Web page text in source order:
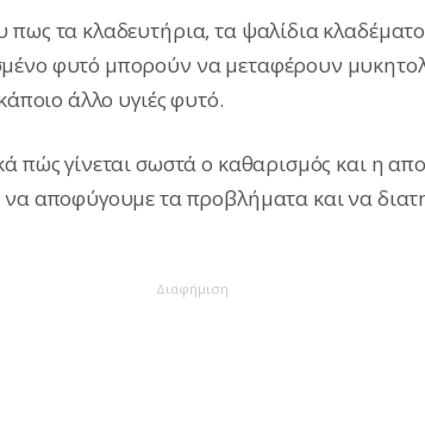
τα κλαδευτήρια, τα ψαλίδια
φυτό μπορούν να μεταφέρουν
άλλο υγιές φυτό.
πώς γίνεται σωστά ο καθαρισμός και η
να αποφύγουμε τα προβλήματα και να
Διαφήμιση